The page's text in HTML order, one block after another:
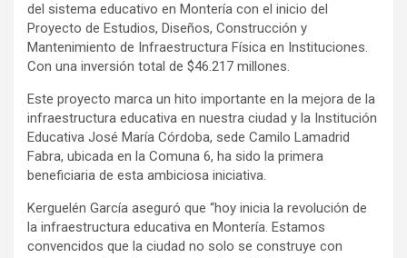
del sistema educativo en Montería con el inicio del
Proyecto de Estudios, Diseños, Construcción y
Mantenimiento de Infraestructura Física en Instituciones.
Con una inversión total de $46.217 millones.
Este proyecto marca un hito importante en la mejora de la
infraestructura educativa en nuestra ciudad y la Institución
Educativa José María Córdoba, sede Camilo Lamadrid
Fabra, ubicada en la Comuna 6, ha sido la primera
beneficiaria de esta ambiciosa iniciativa.
Kerguelén García aseguró que “hoy inicia la revolución de
la infraestructura educativa en Montería. Estamos
convencidos que la ciudad no solo se construye con